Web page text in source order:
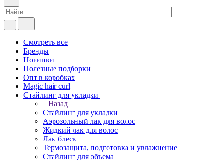
Смотреть всё
Бренды
Новинки
Полезные подборки
Опт в коробках
Magic hair curl
Стайлинг для укладки
Назад
Стайлинг для укладки
Аэрозольный лак для волос
Жидкий лак для волос
Лак-блеск
Термозащита, подготовка и увлажнение
Стайлинг для объема